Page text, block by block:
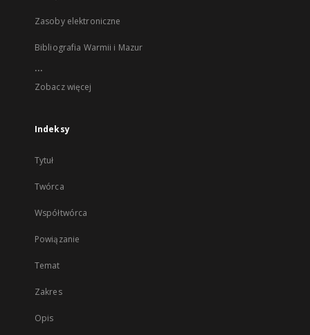
Zasoby elektroniczne
Bibliografia Warmii i Mazur
...
Zobacz więcej
Indeksy
Tytuł
Twórca
Współtwórca
Powiązanie
Temat
Zakres
Opis